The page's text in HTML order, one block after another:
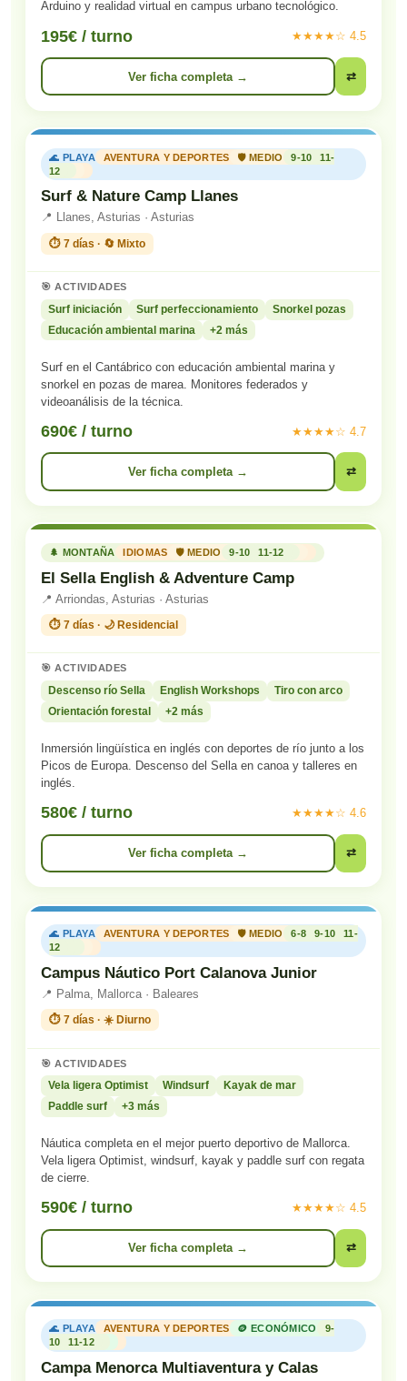
Arduino y realidad virtual en campus urbano tecnológico.
195€ / turno ★★★★☆ 4.5
Ver ficha completa → ⇄
🌊 PLAYA AVENTURA Y DEPORTES 🛡️ MEDIO 9-10
11-
12
Surf & Nature Camp Llanes
📍 Llanes, Asturias · Asturias
⏱️ 7 días · 🔄 Mixto
🎯 ACTIVIDADES
Surf iniciación Surf perfeccionamiento
Snorkel pozas
Educación ambiental marina
+2 más
Surf en el Cantábrico con educación ambiental marina y
snorkel en pozas de marea. Monitores federados y
videoanálisis de la técnica.
690€ / turno ★★★★☆ 4.7
Ver ficha completa → ⇄
🌲 MONTAÑA IDIOMAS 🛡️ MEDIO 9-10 11-12
El Sella English & Adventure Camp
📍 Arriondas, Asturias · Asturias
⏱️ 7 días · 🌙 Residencial
🎯 ACTIVIDADES
Descenso río Sella English Workshops
Tiro con arco
Orientación forestal
+2 más
Inmersión lingüística en inglés con deportes de río junto a los
Picos de Europa. Descenso del Sella en canoa y talleres en
inglés.
580€ / turno ★★★★☆ 4.6
Ver ficha completa → ⇄
🌊 PLAYA AVENTURA Y DEPORTES 🛡️ MEDIO 6-8 9-10
11-
12
Campus Náutico Port Calanova Junior
📍 Palma, Mallorca · Baleares
⏱️ 7 días · ☀️ Diurno
🎯 ACTIVIDADES
Vela ligera Optimist Windsurf
Kayak de mar
Paddle surf
+3 más
Náutica completa en el mejor puerto deportivo de Mallorca.
Vela ligera Optimist, windsurf, kayak y paddle surf con regata
de cierre.
590€ / turno ★★★★☆ 4.5
Ver ficha completa → ⇄
🌊 PLAYA AVENTURA Y DEPORTES 🪙 ECONÓMICO
9-
10
11-12
Campa Menorca Multiaventura y Calas